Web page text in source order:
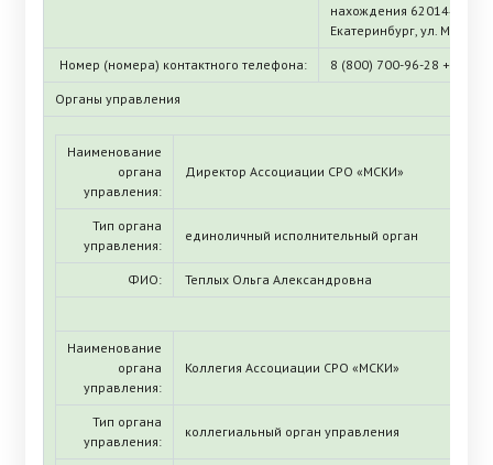
нахождения 620144,
Екатеринбург, ул.
Номер (номера) контактного телефона: 8 (800) 700-96-28 +7
Органы управления
Наименование
органа
управления:
Директор Ассоциации СРО «МСКИ»
Тип органа
управления:
единоличный исполнительный орган
ФИО: Теплых Ольга Александровна
Наименование
органа
управления:
Коллегия Ассоциации СРО «МСКИ»
Тип органа
управления:
коллегиальный орган управления